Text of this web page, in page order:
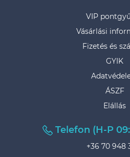
VIP
Vásárlási
Fizetés és
GYIK
ÁSZF
Elállás
Telefon (H-P
+36 70 948